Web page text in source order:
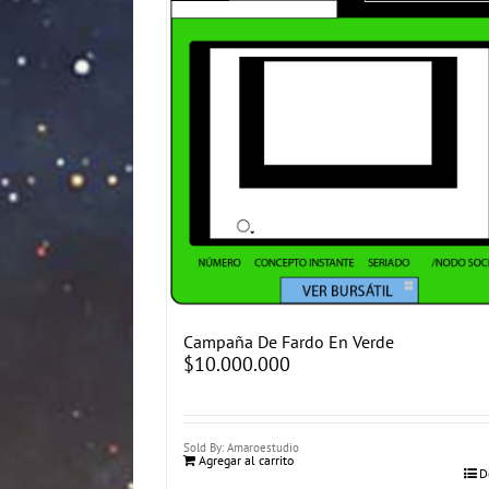
Campaña De Fardo En Verde
$10.000.000
Sold By: Amaroestudio
Agregar al carrito